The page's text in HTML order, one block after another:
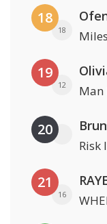
18
18
19
12 Man
20
Risk
21
16